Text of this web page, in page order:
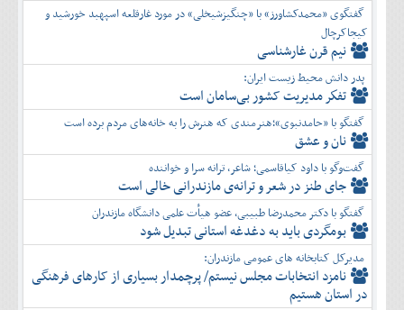
گفتگوی «محمدکشاورز» با «چنگیزشیخلی» در مورد غارقلعه اسپهبد خورشید و
کیجاکرچال
نیم قرن غارشناسی
پدر دانش محیط زیست ایران:
تفكر مديريت کشور بی‌سامان است
گفتگو با «حامدنبوی»؛هنرمندی که هنرش را به خانه‌های مردم برده است
نان و عشق
گفت‌وگو با داود کیاقاسمی؛ شاعر، ترانه سرا و خواننده
جای طنز در شعر و ترانه‌ی مازندرانی خالی است
گفتگو با دکتر محمدرضا طبیبی، عضو هیأت علمی دانشگاه مازندران
بومگردی باید به دغدغه استانی تبدیل شود
مدیرکل کتابخانه های عمومی مازندران:
نامزد انتخابات مجلس نیستم/ پرچمدار بسیاری از کارهای فرهنگی
در استان هستیم